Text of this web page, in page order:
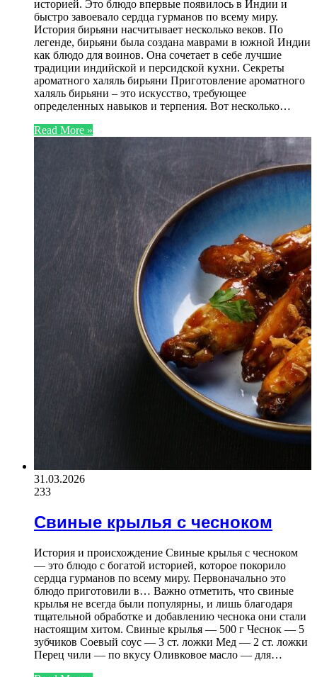
историей. Это блюдо впервые появилось в Индии и
быстро завоевало сердца гурманов по всему миру.
История бирьяни насчитывает несколько веков. По
легенде, бирьяни была создана маврами в южной Индии
как блюдо для воинов. Она сочетает в себе лучшие
традиции индийской и персидской кухни. Секреты
ароматного халяль бирьяни Приготовление ароматного
халяль бирьяни – это искусство, требующее
определенных навыков и терпения. Вот несколько…
Read More »
31.03.2026
233
Свиные крылья с чесноком
История и происхождение Свиные крылья с чесноком
— это блюдо с богатой историей, которое покорило
сердца гурманов по всему миру. Первоначально это
блюдо приготовили в… Важно отметить, что свиные
крылья не всегда были популярны, и лишь благодаря
тщательной обработке и добавлению чеснока они стали
настоящим хитом. Свиные крылья — 500 г Чеснок — 5
зубчиков Соевый соус — 3 ст. ложки Мед — 2 ст. ложки
Перец чили — по вкусу Оливковое масло — для…